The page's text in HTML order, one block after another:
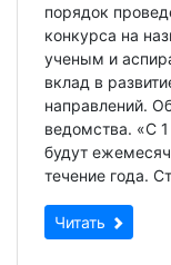
порядок
конкурса на
ученым и
вклад в
направлений.
ведомства. «С
будут
течение года.
Читать